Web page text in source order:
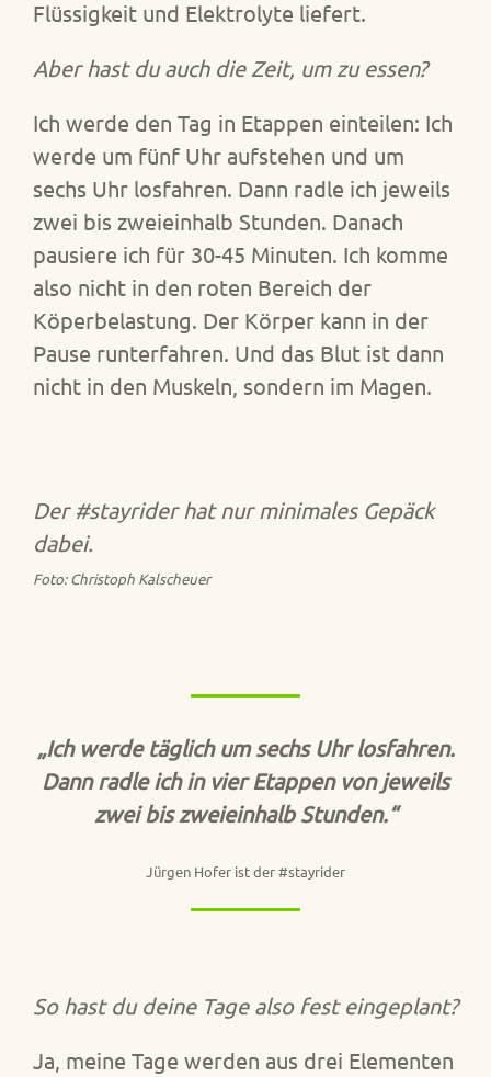
Flüssigkeit und Elektrolyte liefert.
Aber hast du auch die Zeit, um zu essen?
Ich werde den Tag in Etappen einteilen: Ich
werde um fünf Uhr aufstehen und um
sechs Uhr losfahren. Dann radle ich jeweils
zwei bis zweieinhalb Stunden. Danach
pausiere ich für 30-45 Minuten. Ich komme
also nicht in den roten Bereich der
Köperbelastung. Der Körper kann in der
Pause runterfahren. Und das Blut ist dann
nicht in den Muskeln, sondern im Magen.
Der #stayrider hat nur minimales Gepäck
dabei.
Foto: Christoph Kalscheuer
„Ich werde täglich um sechs Uhr losfahren.
Dann radle ich in vier Etappen von jeweils
zwei bis zweieinhalb Stunden.“
Jürgen Hofer ist der #stayrider
So hast du deine Tage also fest eingeplant?
Ja, meine Tage werden aus drei Elementen